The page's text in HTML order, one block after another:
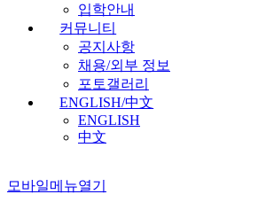
입학안내
커뮤니티
공지사항
채용/외부 정보
포토갤러리
ENGLISH/中文
ENGLISH
中文
모바일메뉴열기